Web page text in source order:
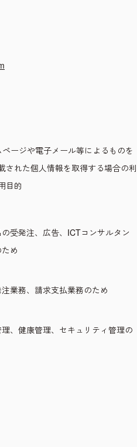
ージや電子メール等によるものを
された個人情報を取得する場合の利
目的
受発注、広告、ICTコンサルタン
め
業務、請求支払業務のため
、健康管理、セキュリティ管理の